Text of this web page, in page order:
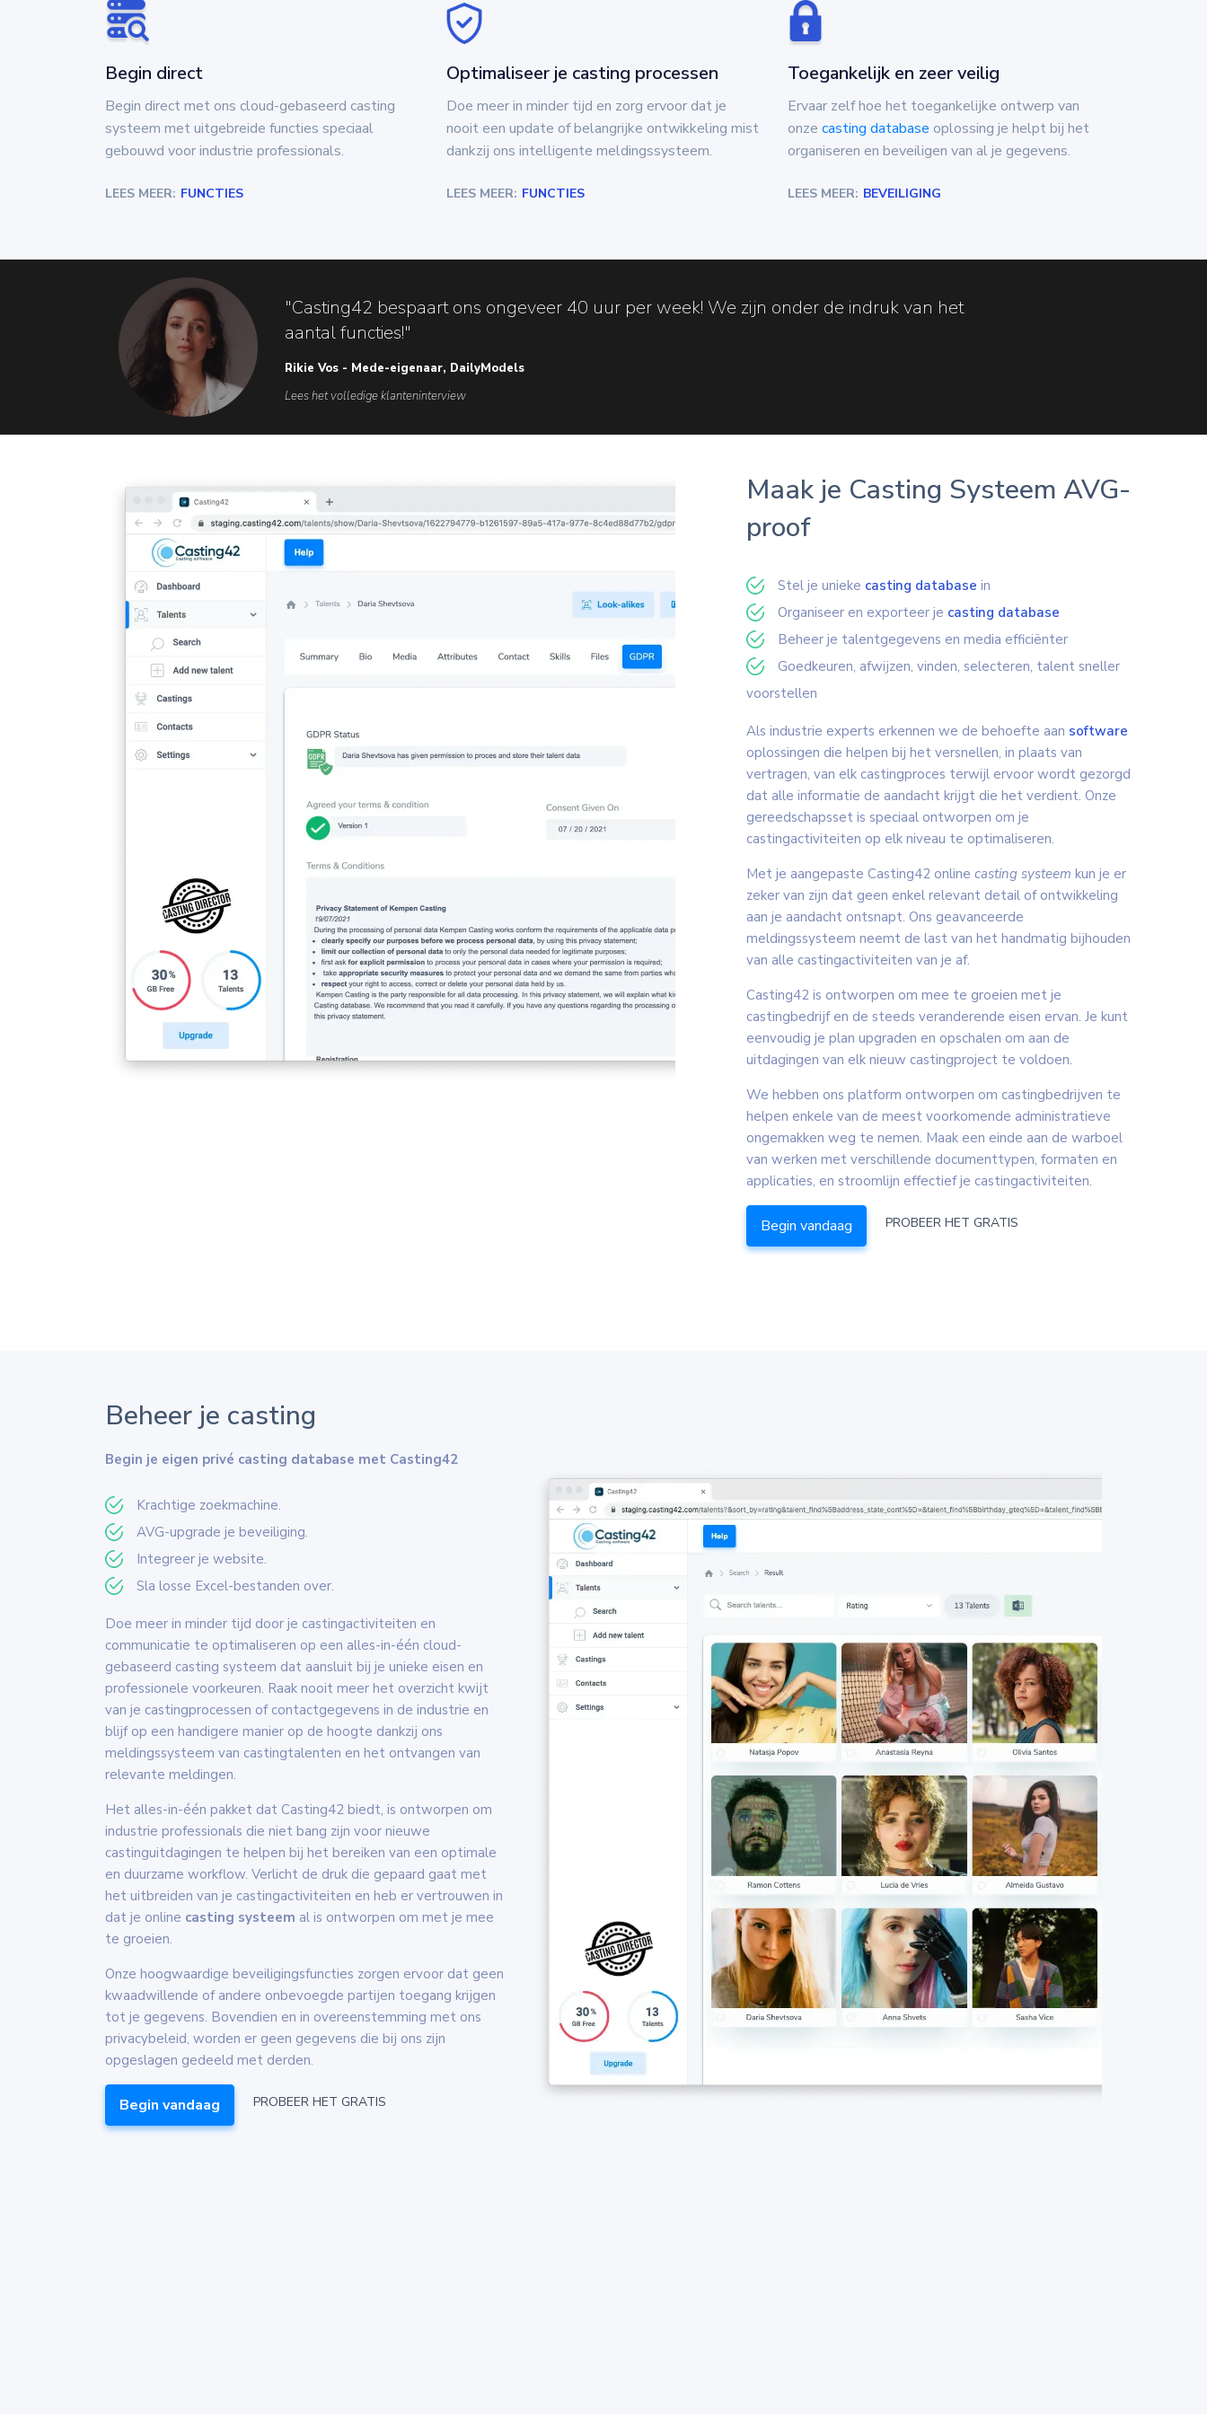
Begin direct
Begin direct met ons cloud-gebaseerd casting
systeem met uitgebreide functies speciaal
gebouwd voor industrie professionals.
LEES MEER: FUNCTIES
Optimaliseer je casting processen
Doe meer in minder tijd en zorg ervoor dat je
nooit een update of belangrijke ontwikkeling mist
dankzij ons intelligente meldingssysteem.
LEES MEER: FUNCTIES
Toegankelijk en zeer veilig
Ervaar zelf hoe het toegankelijke ontwerp van
onze casting database oplossing je helpt bij het
organiseren en beveiligen van al je gegevens.
LEES MEER: BEVEILIGING
"Casting42 bespaart ons ongeveer 40 uur per week! We zijn onder de indruk van het
aantal functies!"
Rikie Vos - Mede-eigenaar, DailyModels
Lees het volledige klanteninterview
Maak je Casting Systeem AVG-
proof
Stel je unieke casting database in
Organiseer en exporteer je casting database
Beheer je talentgegevens en media efficiënter
Goedkeuren, afwijzen, vinden, selecteren, talent sneller
voorstellen
Als industrie experts erkennen we de behoefte aan software
oplossingen die helpen bij het versnellen, in plaats van
vertragen, van elk castingproces terwijl ervoor wordt gezorgd
dat alle informatie de aandacht krijgt die het verdient. Onze
gereedschapsset is speciaal ontworpen om je
castingactiviteiten op elk niveau te optimaliseren.
Met je aangepaste Casting42 online casting systeem kun je er
zeker van zijn dat geen enkel relevant detail of ontwikkeling
aan je aandacht ontsnapt. Ons geavanceerde
meldingssysteem neemt de last van het handmatig bijhouden
van alle castingactiviteiten van je af.
Casting42 is ontworpen om mee te groeien met je
castingbedrijf en de steeds veranderende eisen ervan. Je kunt
eenvoudig je plan upgraden en opschalen om aan de
uitdagingen van elk nieuw castingproject te voldoen.
We hebben ons platform ontworpen om castingbedrijven te
helpen enkele van de meest voorkomende administratieve
ongemakken weg te nemen. Maak een einde aan de warboel
van werken met verschillende documenttypen, formaten en
applicaties, en stroomlijn effectief je castingactiviteiten.
Begin vandaag PROBEER HET GRATIS
Beheer je casting
Begin je eigen privé casting database met Casting42
Krachtige zoekmachine.
AVG-upgrade je beveiliging.
Integreer je website.
Sla losse Excel-bestanden over.
Doe meer in minder tijd door je castingactiviteiten en
communicatie te optimaliseren op een alles-in-één cloud-
gebaseerd casting systeem dat aansluit bij je unieke eisen en
professionele voorkeuren. Raak nooit meer het overzicht kwijt
van je castingprocessen of contactgegevens in de industrie en
blijf op een handigere manier op de hoogte dankzij ons
meldingssysteem van castingtalenten en het ontvangen van
relevante meldingen.
Het alles-in-één pakket dat Casting42 biedt, is ontworpen om
industrie professionals die niet bang zijn voor nieuwe
castinguitdagingen te helpen bij het bereiken van een optimale
en duurzame workflow. Verlicht de druk die gepaard gaat met
het uitbreiden van je castingactiviteiten en heb er vertrouwen in
dat je online casting systeem al is ontworpen om met je mee
te groeien.
Onze hoogwaardige beveiligingsfuncties zorgen ervoor dat geen
kwaadwillende of andere onbevoegde partijen toegang krijgen
tot je gegevens. Bovendien en in overeenstemming met ons
privacybeleid, worden er geen gegevens die bij ons zijn
opgeslagen gedeeld met derden.
Begin vandaag PROBEER HET GRATIS